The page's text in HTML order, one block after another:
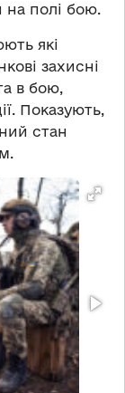
на полі бою.
які
захисні
в бою,
Показують,
стан